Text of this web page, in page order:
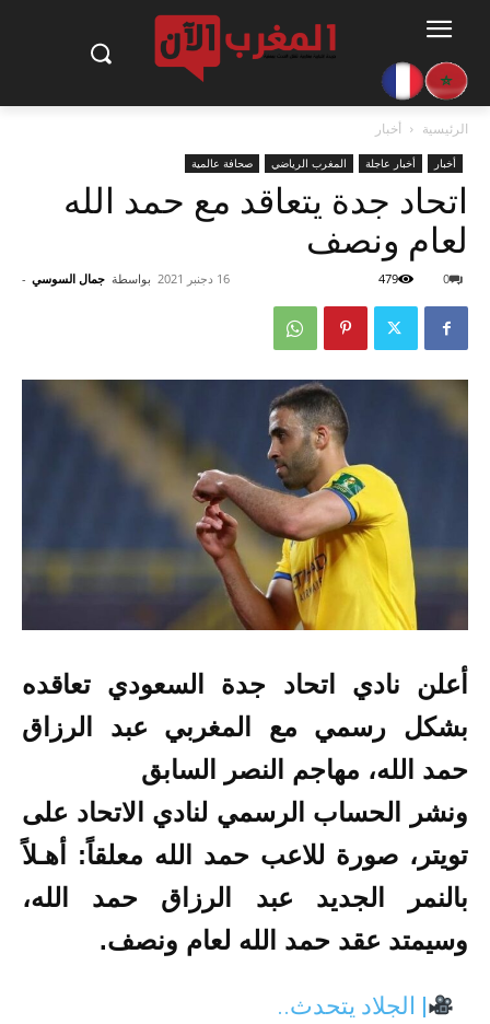
الرئيسية أخبار
أخبار أخبار عاجلة المغرب الرياضي صحافة عالمية
اتحاد جدة يتعاقد مع حمد الله
لعام ونصف
بواسطة جمال السوسي - 16 دجنبر 2021 0
479
أعلن نادي اتحاد جدة السعودي تعاقده
بشكل رسمي مع المغربي عبد الرزاق
حمد الله، مهاجم النصر السابق
ونشر الحساب الرسمي لنادي الاتحاد على
تويتر، صورة للاعب حمد الله معلقاً: أهـلاً
بالنمر الجديد عبد الرزاق حمد الله،
وسيمتد عقد حمد الله لعام ونصف.
| الجلاد يتحدث..